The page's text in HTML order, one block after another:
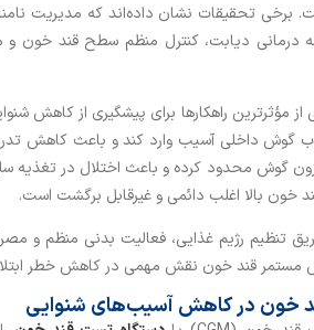
تحقیقات نشان داده‌اند که مدیریت
درمانی دیابت، کنترل منظم سطح قند
راهکارها برای پیشگیری از کاهش
داخلی آسیب وارد کند و باعث کاهش
گوش محدود کرده و باعث اختلال در تغذیه
خون بالا اغلب دائمی و غیرقابل ‌برگشت است.
تنظیم رژیم غذایی، فعالیت بدنی منظم و
مستمر قند خون نقش مهمی در کاهش خطر
خون در کاهش آسیب‌های شنوایی